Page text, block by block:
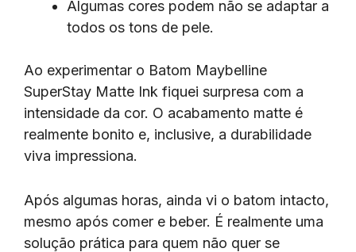
Algumas cores podem não se adaptar a
todos os tons de pele.
Ao experimentar o Batom Maybelline
SuperStay Matte Ink fiquei surpresa com a
intensidade da cor. O acabamento matte é
realmente bonito e, inclusive, a durabilidade
viva impressiona.
Após algumas horas, ainda vi o batom intacto,
mesmo após comer e beber. É realmente uma
solução prática para quem não quer se